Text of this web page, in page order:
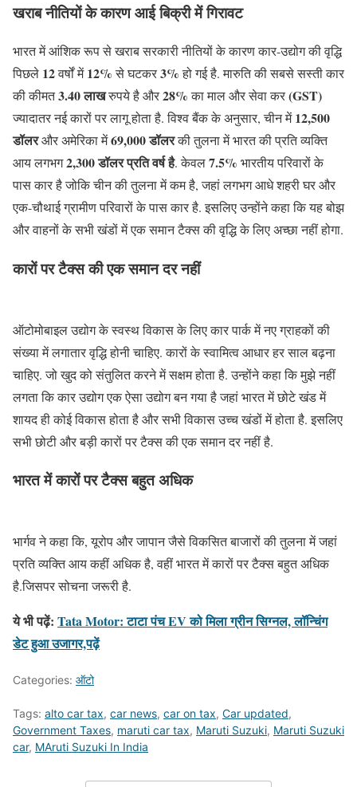
खराब नीतियों के कारण आई बिक्री में गिरावट
भारत में आंशिक रूप से खराब सरकारी नीतियों के कारण कार-उद्योग की वृद्धि
पिछले 12वर्षों में12%से घटकर3%हो गई है. मारुति की सबसे सस्ती कार
की कीमत3.40 लाखरुपये है और28%का माल और सेवा कर(GST)
ज्यादातर नई कारों पर लागू होता है. विश्व बैंक के अनुसार, चीन में12,500
डॉलरऔर अमेरिका में69,000 डॉलरकी तुलना में भारत की प्रति व्यक्ति
आय लगभग2,300 डॉलर प्रति वर्ष है. केवल7.5% भारतीय परिवारों के
पास कार है जोकि चीन की तुलना में कम है, जहां लगभग आधे शहरी घर और
एक-चौथाई ग्रामीण परिवारों के पास कार है. इसलिए उन्होंने कहा कि यह बोझ
और वाहनों के सभी खंडों में एक समान टैक्स की वृद्धि के लिए अच्छा नहीं होगा.
कारों पर टैक्स की एक समान दर नहीं
ऑटोमोबाइल उद्योग के स्वस्थ विकास के लिए कार पार्क में नए ग्राहकों की
संख्या में लगातार वृद्धि होनी चाहिए. कारों के स्वामित्व आधार हर साल बढ़ना
चाहिए. जो खुद को संतुलित करने में सक्षम होता है. उन्होंने कहा कि मुझे नहीं
लगता कि कार उद्योग एक ऐसा उद्योग बन गया है जहां भारत में छोटे खंड में
शायद ही कोई विकास होता है और सभी विकास उच्च खंडों में होता है. इसलिए
सभी छोटी और बड़ी कारों पर टैक्स की एक समान दर नहीं है.
भारत में कारों पर टैक्स बहुत अधिक
भार्गव ने कहा कि, यूरोप और जापान जैसे विकसित बाजारों की तुलना में जहां
प्रति व्यक्ति आय कहीं अधिक है, वहीं भारत में कारों पर टैक्स बहुत अधिक
है.जिसपर सोचना जरूरी है.
ये भी पढ़ें: Tata Motor: टाटा पंच EV को मिला ग्रीन सिग्नल, लॉन्चिंग
डेट हुआ उजागर,पढ़ें
Categories: ऑटो
Tags: alto car tax, car news, car on tax, Car updated,
Government Taxes, maruti car tax, Maruti Suzuki, Maruti Suzuki
car, MAruti Suzuki In India